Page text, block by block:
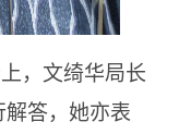
，文绮华局长
答，她亦表